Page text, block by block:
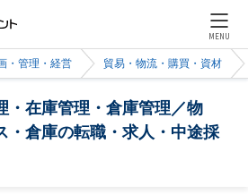
MENU
・管理・経営 貿易・物流・購買・資材
・在庫管理・倉庫管理／物
・倉庫の転職・求人・中途採